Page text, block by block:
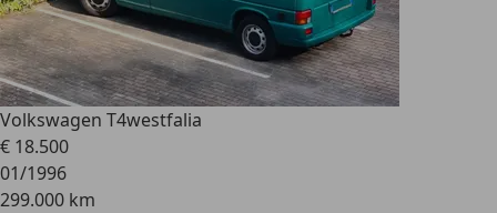
Volkswagen T4westfalia
€ 18.500
01/1996
299.000 km